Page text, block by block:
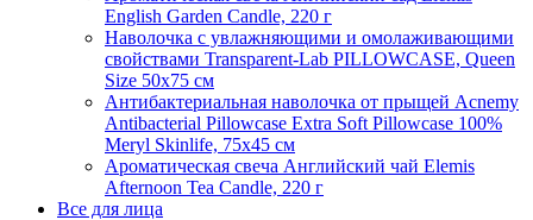
English Garden Candle, 220 г
Наволочка с увлажняющими и омолаживающими
свойствами Transparent-Lab PILLOWCASE, Queen
Size 50x75 см
Антибактериальная наволочка от прыщей Acnemy
Antibacterial Pillowcase Extra Soft Pillowcase 100%
Meryl Skinlife, 75х45 см
Ароматическая свеча Английский чай Elemis
Afternoon Tea Candle, 220 г
Все для лица